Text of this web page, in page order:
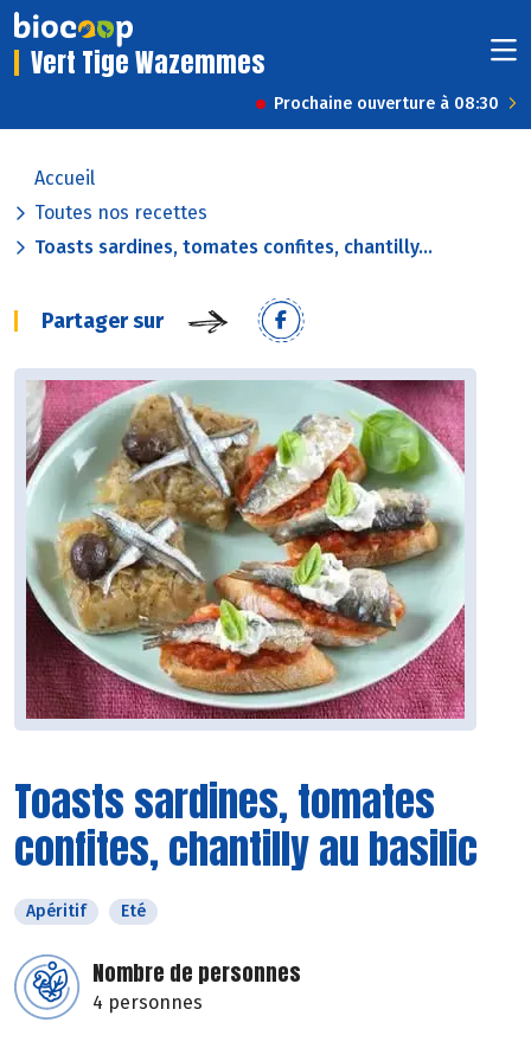
Vert Tige Wazemmes
Prochaine ouverture à 08:30
Accueil
Toutes nos recettes
Toasts sardines, tomates confites, chantilly...
Partager sur
Toasts sardines, tomates
confites, chantilly au basilic
Apéritif Eté
Nombre de personnes
4 personnes